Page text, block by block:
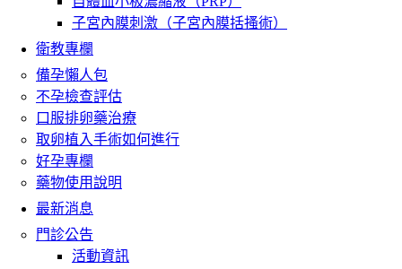
子宮內膜刺激（子宮內膜括搔術）
衛教專欄
備孕懶人包
不孕檢查評估
口服排卵藥治療
取卵植入手術如何進行
好孕專欄
藥物使用說明
最新消息
門診公告
活動資訊